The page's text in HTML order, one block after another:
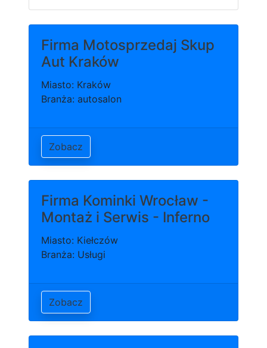
Firma Motosprzedaj Skup
Aut Kraków
Miasto: Kraków
Branża: autosalon
Zobacz
Firma Kominki Wrocław -
Montaż i Serwis - Inferno
Miasto: Kiełczów
Branża: Usługi
Zobacz